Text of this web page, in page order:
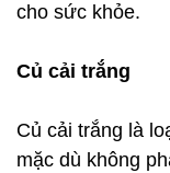
cho sức khỏe.
Củ cải trắng
Củ cải trắng là
mặc dù không